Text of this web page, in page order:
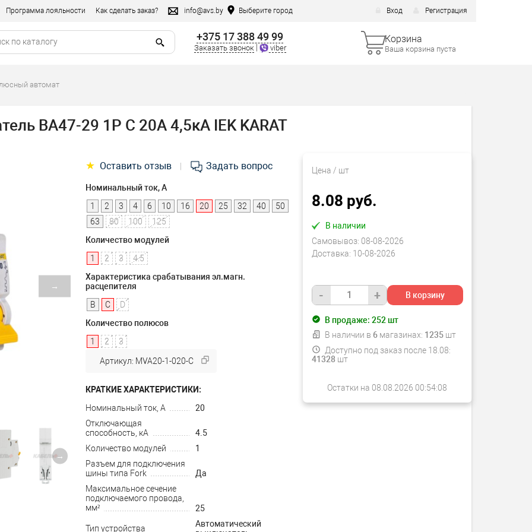
Программа лояльности Как сделать заказ? info@avs.by Выберите город Вход Регистрация
+375 17 388 49 99
Заказать звонок viber
Корзина
Ваша корзина пуста
автомат
ВА47-29 1P C 20А 4,5кА IEK KARAT
→
→
Цена / шт
8.08 руб.
В наличии
Самовывоз: 08-08-2026
Доставка: 10-08-2026
- + В корзину
В продаже: 252 шт
В наличии в 6 магазинах: 1235 шт
Доступно под заказ после 18.08:
41328 шт
Остатки на 08.08.2026 00:54:08
★ Оставить отзыв Задать вопрос
Номинальный ток, А
1
2 3 4 6 10 16 20 25 32 40
50
63
80 100
125
Количество модулей
1
2 3
4.5
Характеристика срабатывания эл.магн.
расцепителя
B
C
D
Количество полюсов
1
2 3
Артикул: MVA20-1-020-C
КРАТКИЕ ХАРАКТЕРИСТИКИ:
Номинальный ток, А
20
Отключающая
способность, кА
4.5
Количество модулей
1
Разъем для подключения
шины типа Fork
Да
Максимальное сечение
подключаемого провода,
мм²
25
Тип устройства
Автоматический